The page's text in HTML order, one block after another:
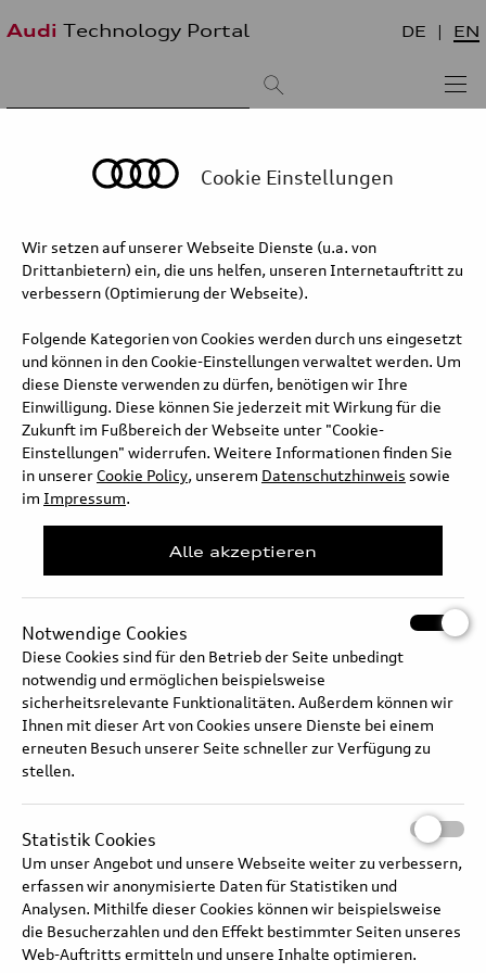
Audi Technology Portal DE EN
älteste zuerst
Audi RS 5 – Operating strategy and
battery management
recouperation
The times during which the driver doesn’t have their foot on the
throttle are of major importance to the plug-in hybrid’s efficiency.
Energy recovery (recouperation) is controlled
depending on the selected gear in accordance with a pre-defined
deceleration rate. In addition, automatic recouperation can be
activated via the MMI. It lets the vehicle vary regeneration
automatically.
Full text
Audi RS 5 – Operating strategy and battery management
Cookie Einstellungen
Wir setzen auf unserer Webseite Dienste (u.a. von
Drittanbietern) ein, die uns helfen, unseren Internetauftritt zu
verbessern (Optimierung der Webseite).
Folgende Kategorien von Cookies werden durch uns eingesetzt
und können in den Cookie-Einstellungen verwaltet werden. Um
diese Dienste verwenden zu dürfen, benötigen wir Ihre
Einwilligung. Diese können Sie jederzeit mit Wirkung für die
Zukunft im Fußbereich der Webseite unter "Cookie-
Einstellungen" widerrufen. Weitere Informationen finden Sie
in unserer Cookie Policy, unserem Datenschutzhinweis sowie
im Impressum.
Alle akzeptieren
Notwendige Cookies
Diese Cookies sind für den Betrieb der Seite unbedingt
notwendig und ermöglichen beispielsweise
sicherheitsrelevante Funktionalitäten. Außerdem können wir
Ihnen mit dieser Art von Cookies unsere Dienste bei einem
erneuten Besuch unserer Seite schneller zur Verfügung zu
stellen.
Statistik Cookies
Um unser Angebot und unsere Webseite weiter zu verbessern,
erfassen wir anonymisierte Daten für Statistiken und
Analysen. Mithilfe dieser Cookies können wir beispielsweise
die Besucherzahlen und den Effekt bestimmter Seiten unseres
Web-Auftritts ermitteln und unsere Inhalte optimieren.